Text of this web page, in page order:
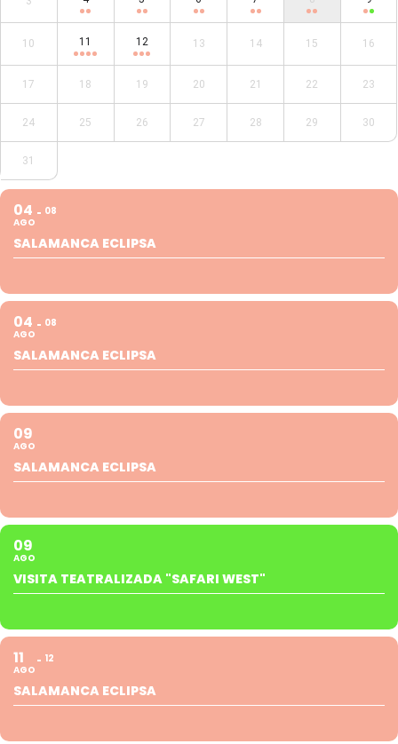
10 11 12 13 14 15 16
17 18 19 20 21 22 23
24 25 26 27 28 29 30
31
04
AGO
08
SALAMANCA ECLIPSA
04
AGO
08
SALAMANCA ECLIPSA
09
AGO
SALAMANCA ECLIPSA
09
AGO
VISITA TEATRALIZADA "SAFARI WEST"
11
AGO
12
SALAMANCA ECLIPSA